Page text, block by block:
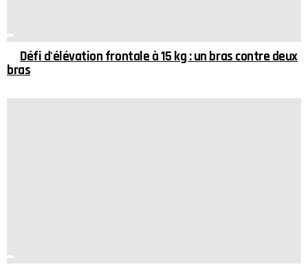
Défi d'élévation frontale à 15 kg : un bras contre deux
bras